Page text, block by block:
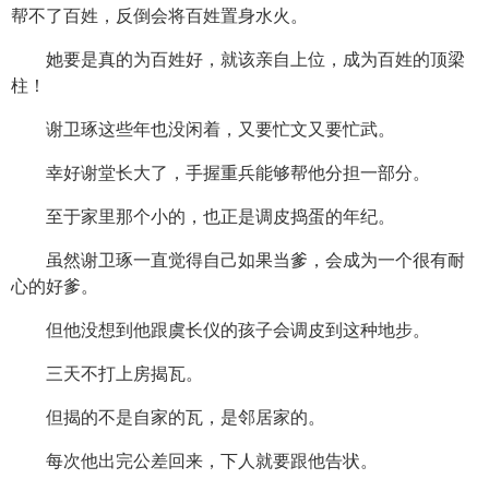
帮不了百姓，反倒会将百姓置身水火。
她要是真的为百姓好，就该亲自上位，成为百姓的顶梁
柱！
谢卫琢这些年也没闲着，又要忙文又要忙武。
幸好谢堂长大了，手握重兵能够帮他分担一部分。
至于家里那个小的，也正是调皮捣蛋的年纪。
虽然谢卫琢一直觉得自己如果当爹，会成为一个很有耐
心的好爹。
但他没想到他跟虞长仪的孩子会调皮到这种地步。
三天不打上房揭瓦。
但揭的不是自家的瓦，是邻居家的。
每次他出完公差回来，下人就要跟他告状。